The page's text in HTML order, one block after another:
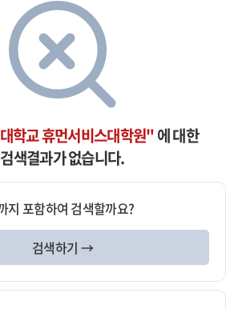
학교 휴먼서비스대학원"에 대한
검색결과가 없습니다.
지 포함하여 검색할까요?
검색하기 →